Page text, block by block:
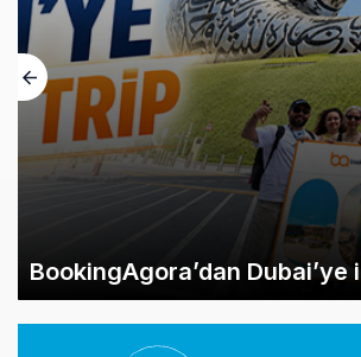
BookingAgora’dan Dubai’ye